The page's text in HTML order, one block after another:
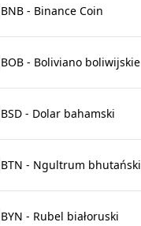
BNB - Binance Coin
BOB - Boliviano boliwijskie
BSD - Dolar bahamski
BTN - Ngultrum bhutański
BYN - Rubel białoruski